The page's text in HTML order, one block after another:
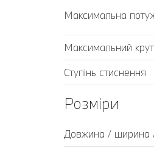
Максимальна
Максимальний
Ступінь стиснення
Розміри
Довжина / ширина